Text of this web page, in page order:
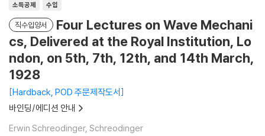
소득공제 수입
직수입양서
Four Lectures on Wave Mechani
cs, Delivered at the Royal Institution, Lo
ndon, on 5th, 7th, 12th, and 14th March,
1928
Hardback, POD 주문제작도서
바인딩/에디션 안내
Erwin Schreodinger, Schreodinger